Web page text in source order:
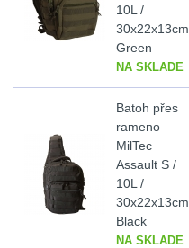
vzdálenost 16
5
Príslušenstvo pre
OBLEČENIE(316)
Nosičy a vesty65
10L /
30x22x13cm
Green
NA SKLADE
Batoh přes
rameno
MilTec
Assault S /
10L /
30x22x13cm
Black
NA SKLADE